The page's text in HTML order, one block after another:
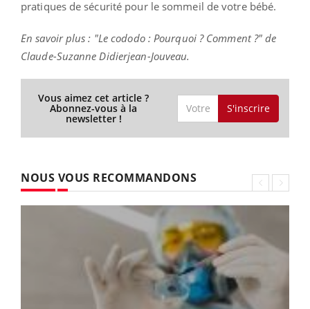
pratiques de sécurité pour le sommeil de votre bébé.
En savoir plus : "Le cododo : Pourquoi ? Comment ?" de
Claude-Suzanne Didierjean-Jouveau.
Vous aimez cet article ?
Abonnez-vous à la
newsletter !
S'inscrire
NOUS VOUS RECOMMANDONS